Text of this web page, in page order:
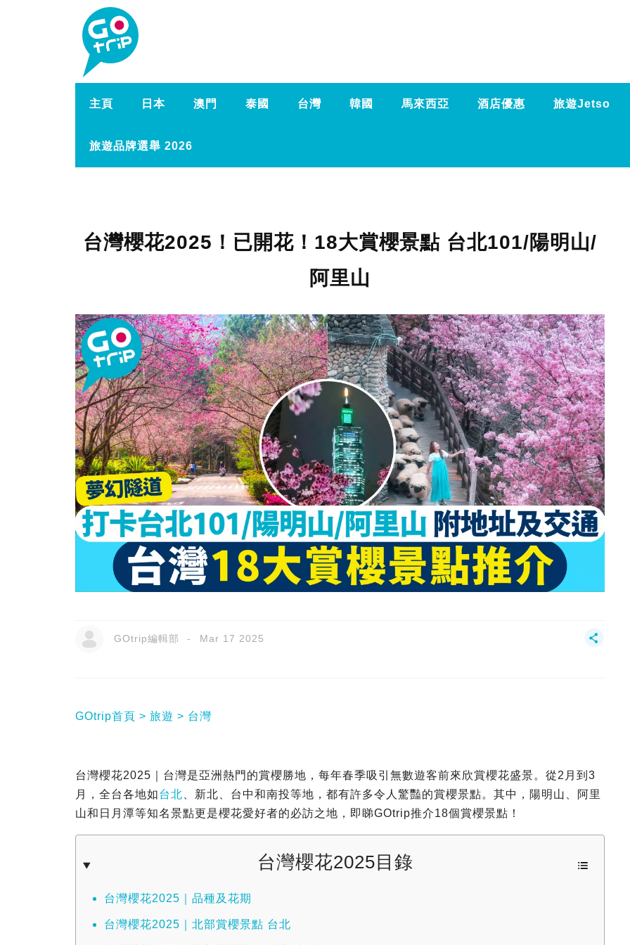
主頁 日本 澳門 泰國 台灣 韓國 馬來西亞 酒店優惠 旅遊Jetso
旅遊品牌選舉 2026
台灣櫻花2025！已開花！18大賞櫻景點 台北101/陽明山/
阿里山
GOtrip編輯部 Mar 17 2025
GOtrip首頁 旅遊 台灣
台灣櫻花2025｜台灣是亞洲熱門的賞櫻勝地，每年春季吸引無數遊客前來欣賞櫻花盛景。從2月到3
月，全台各地如台北 、新北、台中和南投等地，都有許多令人驚豔的賞櫻景點。其中，陽明山、阿里
山和日月潭等知名景點更是櫻花愛好者的必訪之地，即睇GOtrip推介18個賞櫻景點！
台灣櫻花2025目錄
台灣櫻花2025｜品種及花期
台灣櫻花2025｜北部賞櫻景點 台北